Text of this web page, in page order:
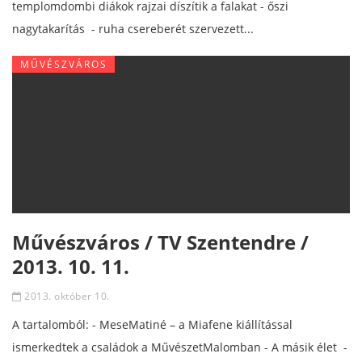
templomdombi diákok rajzai díszítik a falakat - őszi
nagytakarítás - ruha csereberét szervezett...
MŰVÉSZVÁROS
Művészváros / TV Szentendre /
2013. 10. 11.
2013. október 10.
A tartalomból: - MeseMatiné – a Miafene kiállítással
ismerkedtek a családok a MűvészetMalomban - A másik élet -